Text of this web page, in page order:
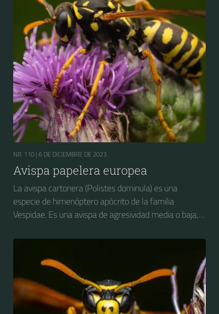
cordillerana de Argentina y Chile, donde está bien
establecida.
NR. 110 | 6 DE DICIEMBRE DE 2023
Avispa papelera europea
La avispa cartonera (Polistes dominula) es una
especie de himenóptero apócrito de la familia
Vespidae. Es una avispa de agresividad media o baja,
impacto negativo hacia las actividades agropecuarias,
del norte de África pero ha sido introducida
accidentalmente en Estados Unidos y en la zona
cordillerana de Argentina y Chile, donde está bien
establecida.